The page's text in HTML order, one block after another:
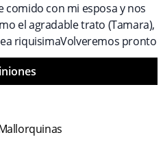
comido con mi esposa y nos
el agradable trato (Tamara),
riquisimaVolveremos pronto